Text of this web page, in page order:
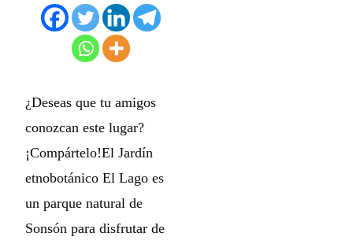
¿Deseas que tu amigos
conozcan este lugar?
¡Compártelo!El Jardín
etnobotánico El Lago es
un parque natural de
Sonsón para disfrutar de